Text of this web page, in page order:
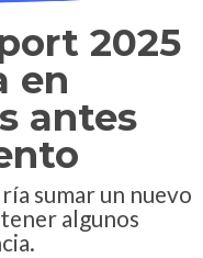
2025
en
antes
sumar un nuevo
algunos